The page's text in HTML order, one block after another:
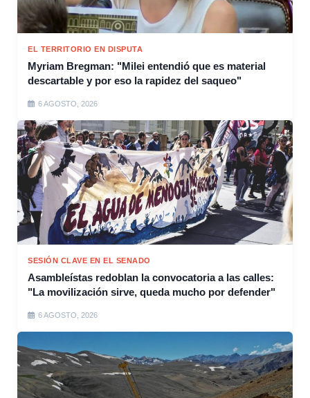
EL TERRITORIO EN DISPUTA
Myriam Bregman: "Milei entendió que es material
descartable y por eso la rapidez del saqueo"
6 AGOSTO, 2026
SESIÓN CLAVE EN EL SENADO
Asambleístas redoblan la convocatoria a las calles:
"La movilización sirve, queda mucho por defender"
6 AGOSTO, 2026